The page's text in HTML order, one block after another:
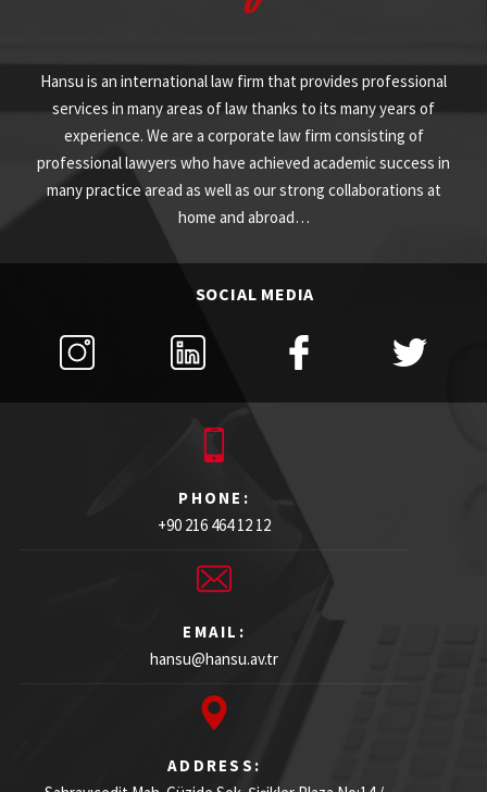
Hansu is an international law firm that provides professional
services in many areas of law thanks to its many years of
experience. We are a corporate law firm consisting of
professional lawyers who have achieved academic success in
many practice aread as well as our strong collaborations at
home and abroad…
SOCIAL MEDIA
PHONE:
+90 216 464 12 12
EMAIL:
hansu@hansu.av.tr
ADDRESS: